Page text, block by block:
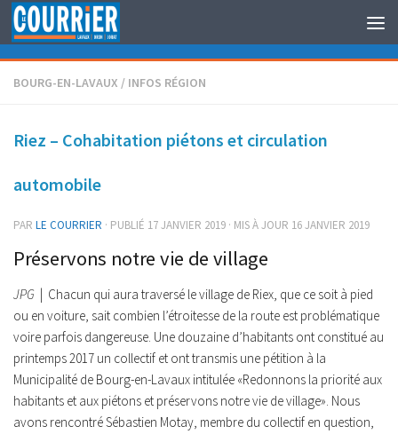
Au dessous du contenu
BOURG-EN-LAVAUX / INFOS RÉGION
Riez – Cohabitation piétons et circulation
automobile
PAR LE COURRIER · PUBLIÉ 17 JANVIER 2019 · MIS À JOUR 16 JANVIER 2019
Préservons notre vie de village
JPG | Chacun qui aura traversé le village de Riex, que ce soit à pied
ou en voiture, sait combien l’étroitesse de la route est problématique
voire parfois dangereuse. Une douzaine d’habitants ont constitué au
printemps 2017 un collectif et ont transmis une pétition à la
Municipalité de Bourg-en-Lavaux intitulée «Redonnons la priorité aux
habitants et aux piétons et préservons notre vie de village». Nous
avons rencontré Sébastien Motay, membre du collectif en question,